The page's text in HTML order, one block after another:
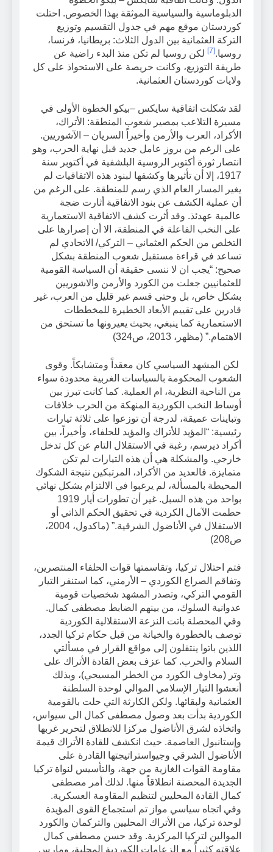
الدبلوماسية والسياسية الموثقة بهذا الخصوص. احتلت
كوردستان موقع مهم في جدول التقسيم وتوزيع
التركة العثمانية بين الدول الثلاث: بريطانيا، فرنسا،
روسيا.[7]
لكن روسيا لم تكن منذ البدء راضية عن
طريقة التوزيع، وكانت حريصة على الاستحواذ على كل
ولايات كوردستان العثمانية.
لقد شكلت اتفاقية سايكس –بيكو الخطوة الأولى في
مسيرة التلاعب بمصير شعوب المنطقة: الأتراك،
الأكراد، العرب والأرمن وأخيراً السريان – الآشوريين.
على الرغم من بروز عامل جديد قبل نهاية الحرب، وهو
انتصار ثورة أكتوبر الروسية البلشفية في أكتوبر سنة
1917، إلا أن تأثيرها وكشفها لبنود هذه الاتفاقيات لم
يغير المسار العام الذي رسم للمنطقة. على الرغم من
أن عملية الكشف عن بنود الاتفاقية أثارت ضجة
عالمية عهدئذ. وقد أثرت كشف الاتفاقية الاستعمارية
على النخب الفاعلة في المنطقة، الا أن إصرارها على
التخلص من الحكم العثماني – التركي/ الاتحادي لم
تساعد في قراءة مستقبل شعوب المنطقة بشكل
صحيح: “يجب ان لا ننسى حقيقة أن السياسة القومية
للعثمانيين جعلت من الكورد والأرمن والاشوريين
بشكل خاص، بل وحتى قسم غير قليل من العرب، غير
قادرين على تقييم الأبعاد الخطيرة للمخططات
الاستعمارية كما ينبغي، بحيث يعيرونها ما تستحق من
الاهتمام.” (مظهر، 2013، ص324)
لكن المشهد السياسي كان معقداً ومتشابكاً. وقوى
الشعوب المحكومة بالسياسات الغربية محدودة سواء
من الناحية النظرية، ام العملية. كما كانت تبرز بين
أوساط النخب الكوردية المنهكة من الحرب خلافات
وتباينات عميقة، لدرجة أن توزعوا على ثلاثة تيارات
رئيسية: “المؤيد للأتراك والمؤيد للحلفاء، وأخيراً، بين
أكراد ديرسم، رغبة في الاستقلال التام عن كل تدخل
خارجي. والمشكلة هي أن هذه التيارات لم تكن
متمايزة. فالعديد من الأكراد، المرتبكين نتيجة الشكوك
المحيطة بالمسألة، لم يرغبوا في الالتزام بشكل نهائي
بواحد من هذه السبل. غير أن تطورات أيار 1919
حطمت الآمال الكردية في تحقيق الحكم الذاتي أو
الاستقلال في الأناضول الشرقية.” (ماكدول، 2004،
ص208)
فتم احتلال تركيا، وتقاسمتها قوات الحلفاء المنتصرين،
وتفاقم الصراع الكوردي – الأرمني، كما استنفر التيار
القومي التركي، وتصدر المشهد شخصيات قومية
عدوانية السلوك، من بينهم الضابط مصطفى كمال.
وفي المحصلة باتت النزعة الاستقلالية الكوردية
توصف بالخطورة والخيانة من قبل حكام تركيا الجدد،
اللذين باتوا ينتقلون إلى مواقع القرار في مسألتي
السلام والحرب. كما عزف بعض القادة الأتراك على
وتر (مخاوف الكورد من الخطر المسيحي)، وبذلك
أنعشوا التيار الإسلامي الموالي لوحدة السلطنة
العثمانية ولبقائها. ولكن الكارثة التي حلت بالقومية
الكوردية بدأت بعد وصول مصطفى كمال الى سيواس،
واتخاذه لشرق الأناضول مركزا للانطلاق لتحرير غربها
وإستانبول العاصمة. حيث انكشف للقادة الأتراك قيمة
الأناضول الشرقي وجيواستراتيجتها القادرة على
مقاومة القوات الغازية من جهة، والتأسيس لنواة تركيا
الجديدة المحصنة انطلاقاً منها. لذلك أمر مصطفى
كمال القادة المحليين لتنظيم المقاومة العسكرية.
وفي اتجاه سياسي مواز تم استجماع القوى المؤيدة
لوحدة تركيا، من الأتراك المحليين والتركمان والكورد
الموالين لتركيا المركزية. وقد حسن مصطفى كمال
علاقته كثيراً مع الزعامات الكوردية المحلية، ومارس